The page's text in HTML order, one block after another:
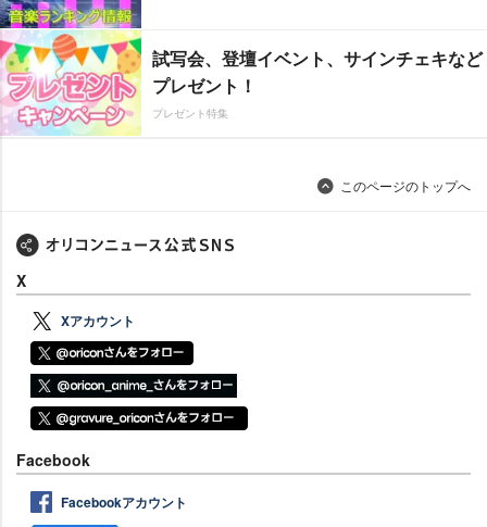
試写会、登壇イベント、サインチェキなど
プレゼント！
プレゼント特集
このページのトップへ
X
Xアカウント
Facebook
Facebookアカウント